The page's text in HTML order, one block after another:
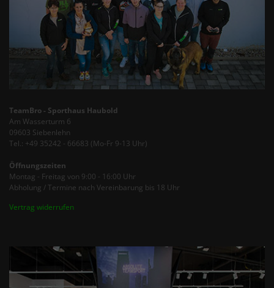
TeamBro - Sporthaus Haubold
Am Wasserturm 6
09603 Siebenlehn
Tel.: +49 35242 - 66683 (Mo-Fr 9-13 Uhr)
Öffnungszeiten
Montag - Freitag von 9:00 - 16:00 Uhr
Abholung / Termine nach Vereinbarung bis 18 Uhr
Vertrag widerrufen